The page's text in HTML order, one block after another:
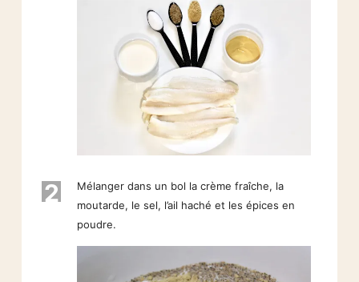
2
Mélanger dans un bol la crème fraîche, la
moutarde, le sel, l’ail haché et les épices en
poudre.